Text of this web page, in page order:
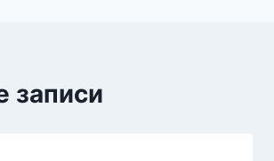
записи